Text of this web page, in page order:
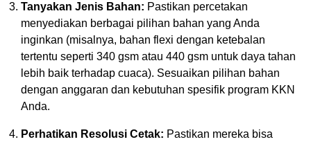
Tanyakan Jenis Bahan: Pastikan percetakan
menyediakan berbagai pilihan bahan yang Anda
inginkan (misalnya, bahan flexi dengan ketebalan
tertentu seperti 340 gsm atau 440 gsm untuk daya tahan
lebih baik terhadap cuaca). Sesuaikan pilihan bahan
dengan anggaran dan kebutuhan spesifik program KKN
Anda.
Perhatikan Resolusi Cetak: Pastikan mereka bisa